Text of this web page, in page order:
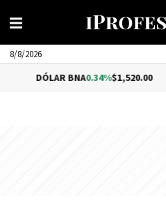
8/8/2026
0.34%$1,520.00